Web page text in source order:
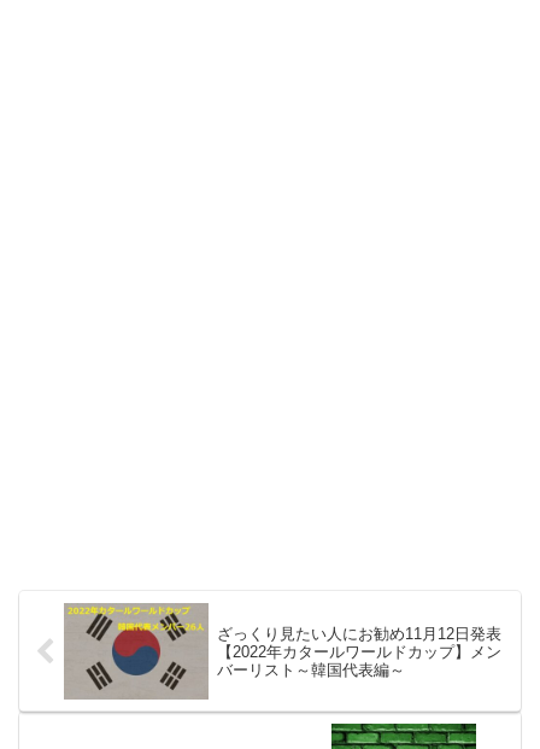
ざっくり見たい人にお勧め11月12日発表
【2022年カタールワールドカップ】メン
バーリスト～韓国代表編～